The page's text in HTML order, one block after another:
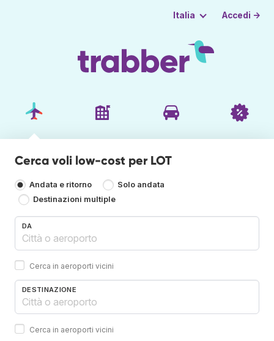
Italia Accedi →
Cerca voli low-cost per LOT
Andata e ritorno
Solo andata
Destinazioni multiple
DA
Cerca in aeroporti vicini
DESTINAZIONE
Cerca in aeroporti vicini